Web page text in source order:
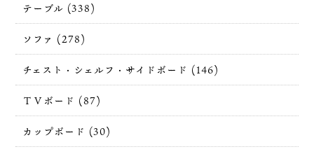
テーブル (338)
ソファ (278)
チェスト・シェルフ・サイドボード (146)
ＴＶボード (87)
カップボード (30)